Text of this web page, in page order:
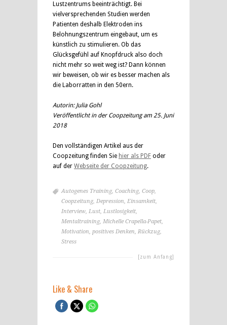
Lustzentrums beeinträchtigt. Bei
vielversprechenden Studien werden
Patienten deshalb Elektroden ins
Belohnungszentrum eingebaut, um es
künstlich zu stimulieren. Ob das
Glücksgefühl auf Knopfdruck also doch
nicht mehr so weit weg ist? Dann können
wir beweisen, ob wir es besser machen als
die Laborratten in den 50ern.
Autorin: Julia Gohl
Veröffentlicht in der Coopzeitung am 25. Juni
2018
Den vollständigen Artikel aus der
Coopzeitung finden Sie hier als PDF oder
auf der Webseite der Coopzeitung.
Autogenes Training, Coaching, Coop,
Coopzeitung, Depression, Einsamkeit,
Interview, Lust, Lustlosigkeit,
Mentaltraining, Michelle Crapella-Papet,
Motivation, positives Denken, Rückzug,
Stress
[zum Anfang]
Like & Share